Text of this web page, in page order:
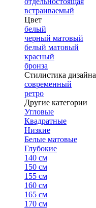
встраиваемый
Цвет
белый
черный матовый
белый матовый
красный
бронза
Стилистика дизайна
современный
ретро
Другие категории
Угловые
Квадратные
Низкие
Белые матовые
Глубокие
140 см
150 см
155 см
160 см
165 см
170 см